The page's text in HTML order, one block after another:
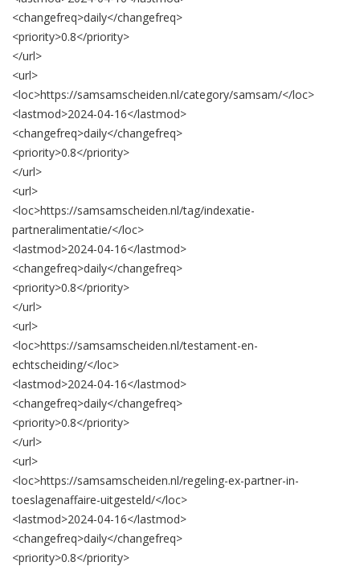
<changefreq>daily</changefreq>
<priority>0.8</priority>
</url>
<url>
<loc>https://samsamscheiden.nl/category/samsam/</loc>
<lastmod>2024-04-16</lastmod>
<changefreq>daily</changefreq>
<priority>0.8</priority>
</url>
<url>
<loc>https://samsamscheiden.nl/tag/indexatie-
partneralimentatie/</loc>
<lastmod>2024-04-16</lastmod>
<changefreq>daily</changefreq>
<priority>0.8</priority>
</url>
<url>
<loc>https://samsamscheiden.nl/testament-en-
echtscheiding/</loc>
<lastmod>2024-04-16</lastmod>
<changefreq>daily</changefreq>
<priority>0.8</priority>
</url>
<url>
<loc>https://samsamscheiden.nl/regeling-ex-partner-in-
toeslagenaffaire-uitgesteld/</loc>
<lastmod>2024-04-16</lastmod>
<changefreq>daily</changefreq>
<priority>0.8</priority>